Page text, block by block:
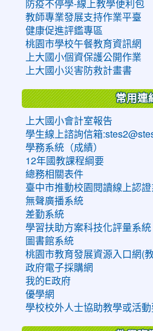
防疫不停學-線上教學便利包
教師專業發展支持作業平臺
健康促進評鑑專區
桃園市學校午餐教育資訊網
上大國小個資保護公開作業
上大國小災害防救計畫書
常用連
上大國小會計室報告
學生線上諮詢信箱
學務系統（成績）
12年國教課程綱要
總務相關表件
臺中市推動校園閱讀線上認
無聲廣播系統
差勤系統
學習扶助方案科技化評量系統
圖書館系統
桃園市教育發展資源入口網(
政府電子採購網
我的E政府
優學網
學校校外人士協助教學或活動